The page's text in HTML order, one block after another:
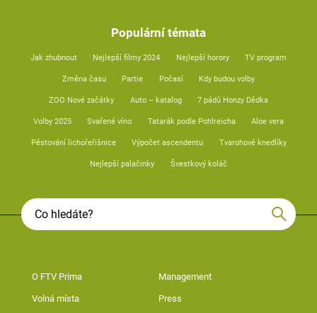
Populární témata
Jak zhubnout Nejlepší filmy 2024 Nejlepší horory TV program
Změna času Partie Počasí Kdy budou volby
ZOO Nové začátky Auto – katalog 7 pádů Honzy Dědka
Volby 2025 Svařené víno Tatarák podle Pohlreicha Aloe vera
Pěstování lichořeřišnice Výpočet ascendentu Tvarohové knedlíky
Nejlepší palačinky Švestkový koláč
O FTV Prima Management
Volná místa Press